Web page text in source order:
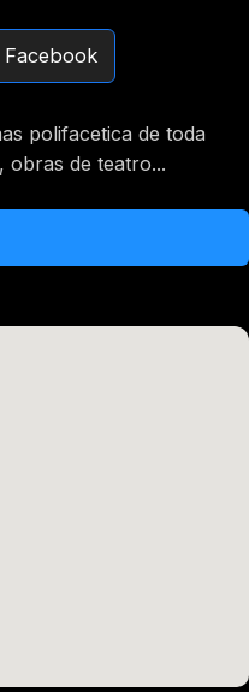
Facebook
polifacetica de toda
obras de teatro...